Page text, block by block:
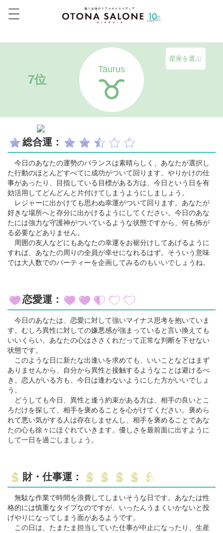
7位
Taurus
星座を選ぶ
総合運：
今日のあなたの運勢のバランスは素晴らしく、あなたが選択し
た行動のほとんどすべてに成功がついて回ります。やりかけの仕
事があったり、目指している目標がある方は、今日という日を有
効活用してどんどんと片付けてしまうようにしましょう。
レジャーに出かけても思わぬ幸運がついて回ります。あなたが
好きな場所へと存分に出かけるようにしてください。今日のあな
たには強力な守護神がついているような状態ですから、何も怖が
る必要などありません。
周囲の友人などにもあなたの幸運をお裾分けしてあげるように
すれば、あなたの周りの全員が幸せになれるはず。そういう意味
では大人数でのパーティーを企画してみるのもいいでしょうね。
恋愛運：
今日のあなたは、恋愛に対して強いマイナス思考を抱いていま
す。むしろ異性に対しての嫌悪感が強まっていると言い換えても
いいくらい、あなたの心はささくれだって正常な判断を下せない
状態です。
このような日に新たな出逢いを求めても、いいことなどはまず
ありませんから、自分から異性と接触するようなことは避けるべ
き。恋人がいる方も、今日は逢わないようにした方がいいでしょ
う。
どうしても今日、異性と逢う約束がある方は、相手の良いとこ
ろだけを探して、相手を褒めることを心がけてください。褒めら
れて悪い気がする人は存在しませんし、相手を褒めることであな
たの心も徐々にほぐれていきます。優しさを最前面に出すように
して一日を過ごしましょう。
財・仕事運：
無駄な作業で時間を浪費してしまいそうな日です。あなたは性
格的には慎重なタイプなのですが、いったんうまくいかないと投
げやりになってしまう面があるようです。
この日は、たまたま担当していた仕事が中止になったり、生産